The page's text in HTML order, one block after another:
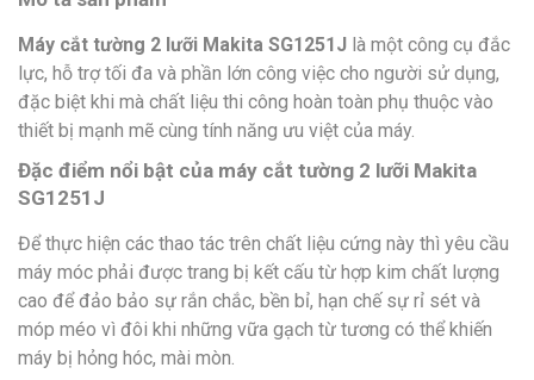
Máy cắt tường 2 lưỡi Makita SG1251J là một công cụ đắc
lực, hỗ trợ tối đa và phần lớn công việc cho người sử dụng,
đặc biệt khi mà chất liệu thi công hoàn toàn phụ thuộc vào
thiết bị mạnh mẽ cùng tính năng ưu việt của máy.
Đặc điểm nổi bật của máy cắt tường 2 lưỡi Makita
SG1251J
Để thực hiện các thao tác trên chất liệu cứng này thì yêu cầu
máy móc phải được trang bị kết cấu từ hợp kim chất lượng
cao để đảo bảo sự rắn chắc, bền bỉ, hạn chế sự rỉ sét và
móp méo vì đôi khi những vữa gạch từ tương có thể khiến
máy bị hỏng hóc, mài mòn.